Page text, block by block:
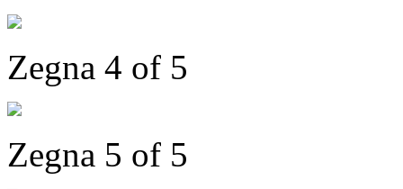
Zegna 4 of 5
Zegna 5 of 5